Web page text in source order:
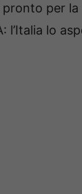
pronto per la
l’Italia lo